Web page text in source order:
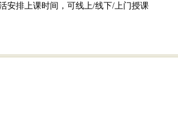
安排上课时间，可线上/线下/上门授课